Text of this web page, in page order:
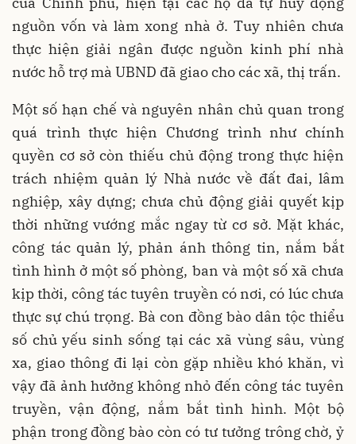
nguồn vốn và làm xong nhà ở. Tuy nhiên chưa
thực hiện giải ngân được nguồn kinh phí nhà
nước hỗ trợ mà UBND đã giao cho các xã, thị trấn.
Một số hạn chế và nguyên nhân chủ quan trong
quá trình thực hiện Chương trình như chính
quyền cơ sở còn thiếu chủ động trong thực hiện
trách nhiệm quản lý Nhà nước về đất đai, lâm
nghiệp, xây dựng; chưa chủ động giải quyết kịp
thời những vướng mắc ngay từ cơ sở. Mặt khác,
công tác quản lý, phản ánh thông tin, nắm bắt
tình hình ở một số phòng, ban và một số xã chưa
kịp thời, công tác tuyên truyền có nơi, có lúc chưa
thực sự chú trọng. Bà con đồng bào dân tộc thiểu
số chủ yếu sinh sống tại các xã vùng sâu, vùng
xa, giao thông đi lại còn gặp nhiều khó khăn, vì
vậy đã ảnh hưởng không nhỏ đến công tác tuyên
truyền, vận động, nắm bắt tình hình. Một bộ
phận trong đồng bào còn có tư tưởng trông chờ, ỷ